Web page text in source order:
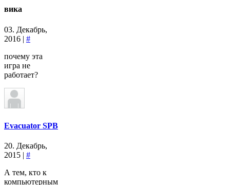
вика
03. Декабрь,
2016 | #
почему эта
игра не
работает?
Evacuator SPB
20. Декабрь,
2015 | #
А тем, кто к
компьютерным